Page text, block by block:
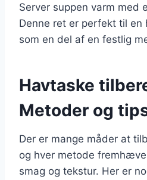
Server suppen varm med
Denne ret er perfekt til en
som en del af en festlig
Havtaske
Metoder og
Der er mange måder at
og hver metode
smag og tekstur. Her er